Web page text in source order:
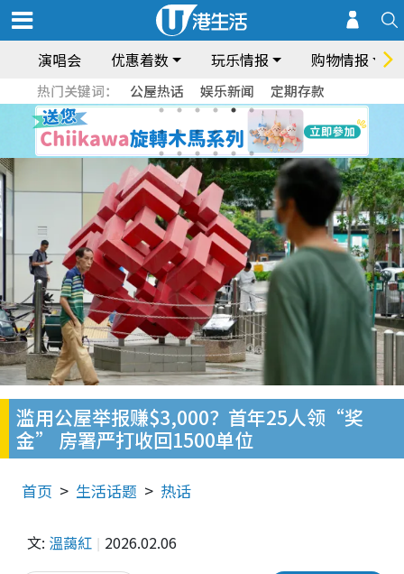
演唱会 优惠着数 玩乐情报 购物情报
热门关键词： 公屋热话 娱乐新闻 定期存款
滥用公屋举报赚$3,000？首年25人领“奖
金” 房署严打收回1500单位
首页 生活话题 热话
文: 溫藹紅 2026.02.06